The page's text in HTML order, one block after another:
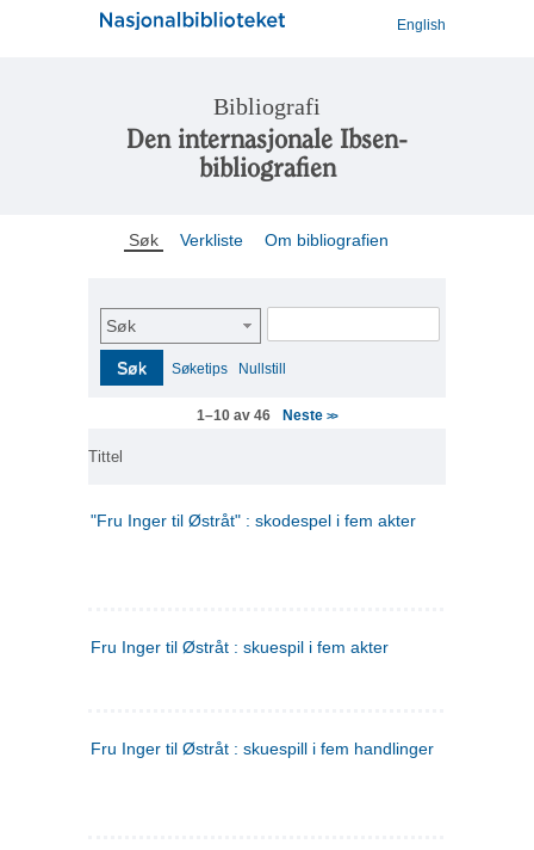
English
Bibliografi
Den internasjonale Ibsen-
bibliografien
Søk Verkliste Om bibliografien
Søk
Søk Søketips Nullstill
1–10 av 46 Neste>>
Tittel
"Fru Inger til Østråt" : skodespel i fem akter
Fru Inger til Østråt : skuespil i fem akter
Fru Inger til Østråt : skuespill i fem handlinger